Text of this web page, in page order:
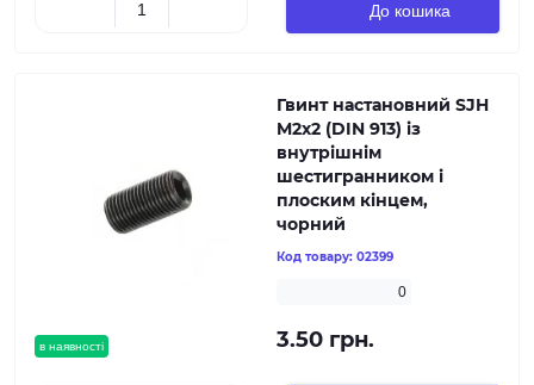
До кошика
в наявності
Гвинт настановний SJH
M2х2 (DIN 913) із
внутрішнім
шестигранником і
плоским кінцем,
чорний
Код товару: 02399
0
3.50 грн.